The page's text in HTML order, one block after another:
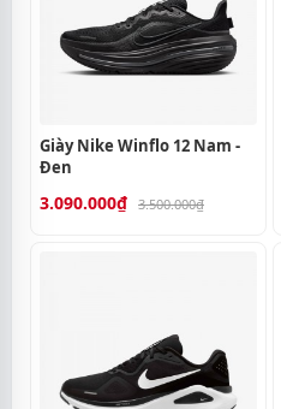
Giày Nike Winflo 12 Nam -
Đen
3.090.000₫ 3.500.000₫